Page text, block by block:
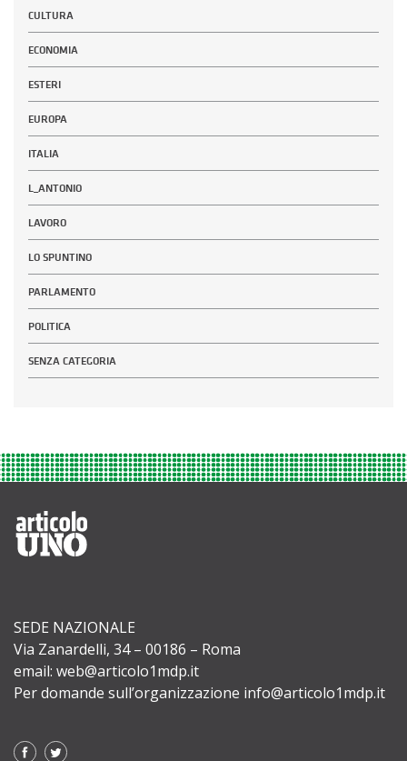
CULTURA
ECONOMIA
ESTERI
EUROPA
ITALIA
L_ANTONIO
LAVORO
LO SPUNTINO
PARLAMENTO
POLITICA
SENZA CATEGORIA
SEDE NAZIONALE
Via Zanardelli, 34 – 00186 – Roma
email: web@articolo1mdp.it
Per domande sull’organizzazione info@articolo1mdp.it